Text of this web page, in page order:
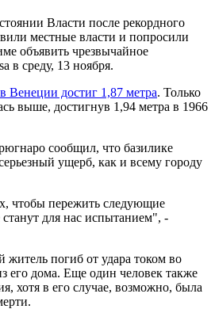
Власти после рекордного
местные власти и попросили
объявить чрезвычайное
в среду, 13 ноября.
Венеции достиг 1,87 метра. Только
выше, достигнув 1,94 метра в 1966
сообщил, что базилике
ущерб, как и всему городу
чтобы пережить следующие
для нас испытанием", -
житель погиб от удара током во
его дома. Еще один человек также
хотя в его случае, возможно, была